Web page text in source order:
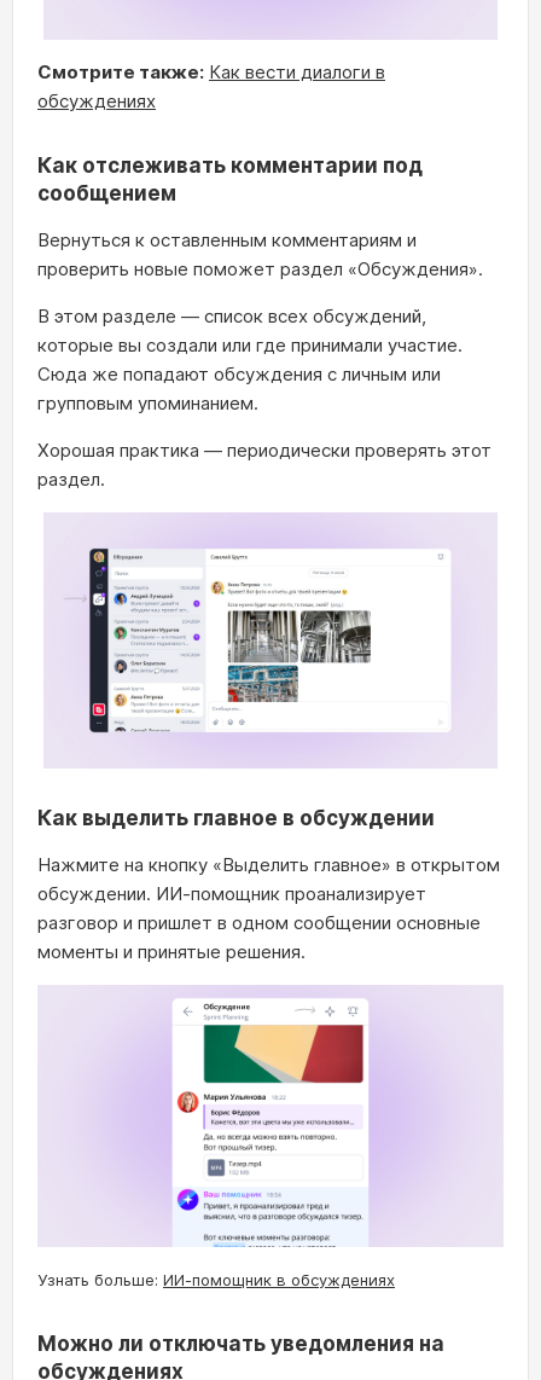
Смотрите также: Как вести диалоги в
обсуждениях
Как отслеживать комментарии под
сообщением
Вернуться к оставленным комментариям и
проверить новые поможет раздел «Обсуждения».
В этом разделе — список всех обсуждений,
которые вы создали или где принимали участие.
Сюда же попадают обсуждения с личным или
групповым упоминанием.
Хорошая практика — периодически проверять этот
раздел.
Как выделить главное в обсуждении
Нажмите на кнопку «Выделить главное» в открытом
обсуждении. ИИ-помощник проанализирует
разговор и пришлет в одном сообщении основные
моменты и принятые решения.
Узнать больше: ИИ-помощник в обсуждениях
Можно ли отключать уведомления на
обсуждениях